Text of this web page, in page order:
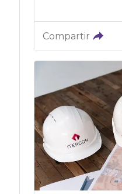
Compartir